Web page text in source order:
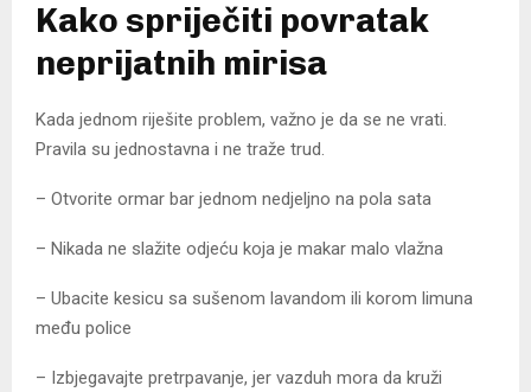
Kako spriječiti povratak
neprijatnih mirisa
Kada jednom riješite problem, važno je da se ne vrati.
Pravila su jednostavna i ne traže trud.
– Otvorite ormar bar jednom nedjeljno na pola sata
– Nikada ne slažite odjeću koja je makar malo vlažna
– Ubacite kesicu sa sušenom lavandom ili korom limuna
među police
– Izbjegavajte pretrpavanje, jer vazduh mora da kruži